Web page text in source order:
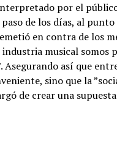
por el
de los días, al punto
en contra de los
industria musical somos
Asegurando así que
sino que la
de crear una